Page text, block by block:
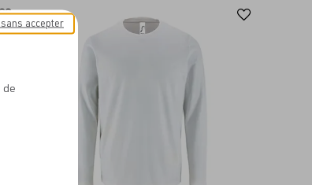
Ajouter
aux
de
accepter